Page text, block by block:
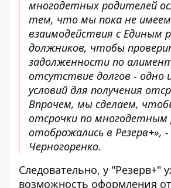
многодетных родителей
тем, что мы пока не имеем
взаимодействия с Единым
должников, чтобы
задолженности по
отсутствие долгов - одно
условий для получения
Впрочем, мы сделаем,
отсрочки по
отображались в Резерв+»,
Черногоренко.
Следовательно, у "Резерв+"
возможность оформления